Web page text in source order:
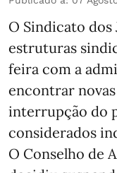
O Sindicato dos
estruturas
feira com a
encontrar
interrupção do
considerados
O Conselho de